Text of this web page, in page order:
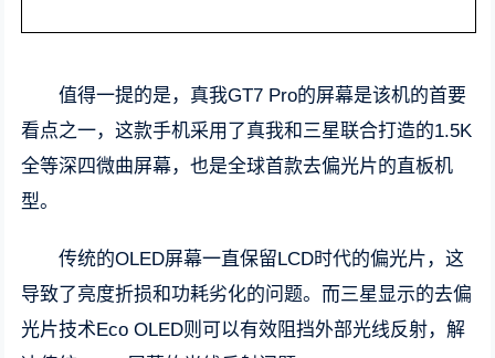
值得一提的是，真我GT7 Pro的屏幕是该机的首要
看点之一，这款手机采用了真我和三星联合打造的1.5K
全等深四微曲屏幕，也是全球首款去偏光片的直板机
型。
传统的OLED屏幕一直保留LCD时代的偏光片，这
导致了亮度折损和功耗劣化的问题。而三星显示的去偏
光片技术Eco OLED则可以有效阻挡外部光线反射，解